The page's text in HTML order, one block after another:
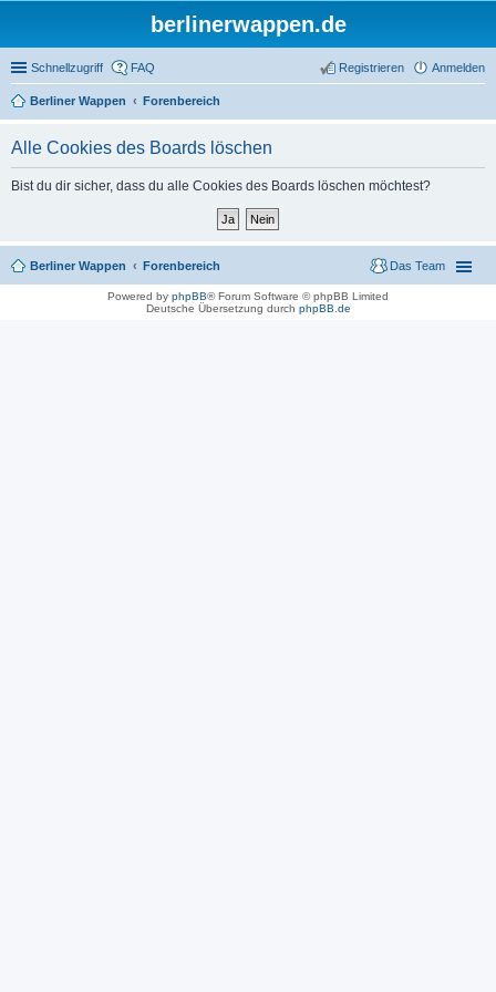
berlinerwappen.de
Schnellzugriff FAQ Anmelden
Registrieren
Berliner Wappen Forenbereich
Alle Cookies des Boards löschen
Bist du dir sicher, dass du alle Cookies des Boards löschen möchtest?
Berliner Wappen Forenbereich Das Team
Powered by phpBB® Forum Software © phpBB Limited
Deutsche Übersetzung durch phpBB.de